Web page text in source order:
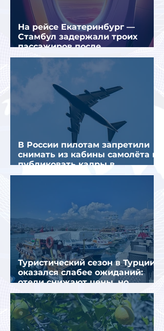
На рейсе Екатеринбург —
Стамбул задержали троих
пассажиров после
предполагаемой серии краж
В России пилотам запретили
снимать из кабины самолёта и
публиковать кадры в
интернете
Туристический сезон в Турции
оказался слабее ожиданий:
отели снижают цены, но
загрузка остается низкой